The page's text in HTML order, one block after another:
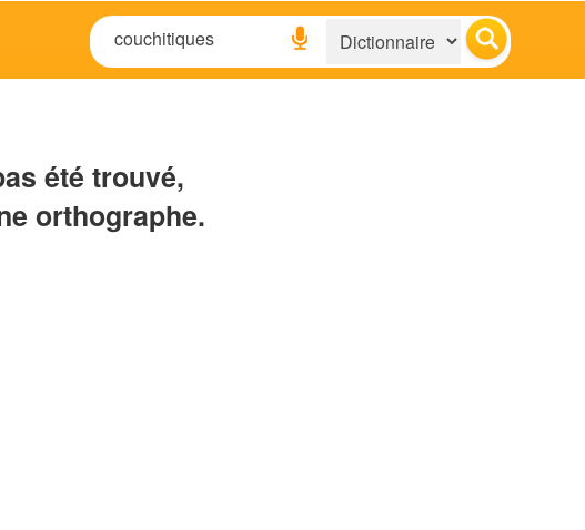
été trouvé,
orthographe.